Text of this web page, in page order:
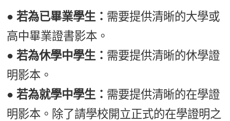
● 若為已畢業學生： 需要提供清晰的大學或
高中畢業證書影本。
● 若為休學中學生： 需要提供清晰的休學證
明影本。
● 若為就學中學生： 需要提供清晰的在學證
明影本。除了請學校開立正式的在學證明之